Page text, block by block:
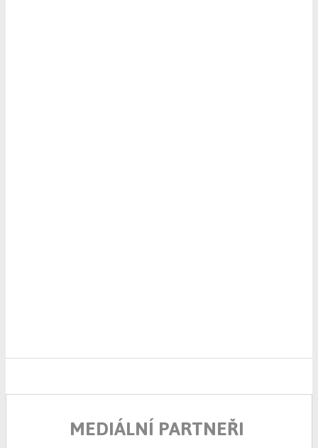
MEDIÁLNÍ PARTNEŘI